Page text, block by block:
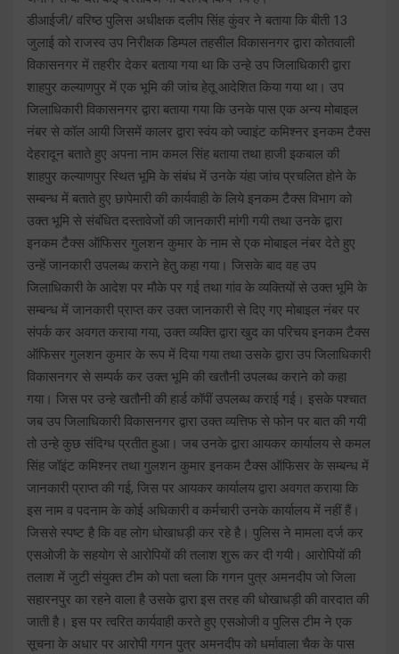
डीआईजी/ वरिष्ठ पुलिस अधीक्षक दलीप सिंह कुंवर ने बताया कि बीती 13
जुलाई को राजस्व उप निरीक्षक डिम्पल तहसील विकासनगर द्वारा कोतवाली
विकासनगर में तहरीर देकर बताया गया था कि उन्हे उप जिलाधिकारी द्वारा
शाहपुर कल्याणपुर में एक भूमि की जांच हेतू आदेशित किया गया था। उप
जिलाधिकारी विकासनगर द्वारा बताया गया कि उनके पास एक अन्य मोबाइल
नंबर से कॉल आयी जिसमें कालर द्वारा स्वंय को ज्वाइंट कमिश्नर इनकम टैक्स
देहरादून बताते हुए अपना नाम कमल सिंह बताया तथा हाजी इकबाल की
शाहपुर कल्याणपुर स्थित भूमि के संबंध में उनके यंहा जांच प्रचलित होने के
सम्बन्ध में बताते हुए छापेमारी की कार्यवाही के लिये इनकम टैक्स विभाग को
उक्त भूमि से संबंधित दस्तावेजों की जानकारी मांगी गयी तथा उनके द्वारा
इनकम टैक्स ऑफिसर गुलशन कुमार के नाम से एक मोबाइल नंबर देते हुए
उन्हें जानकारी उपलब्ध कराने हेतु कहा गया। जिसके बाद वह उप
जिलाधिकारी के आदेश पर मौके पर गई तथा गांव के व्यक्तियों से उक्त भूमि के
सम्बन्ध में जानकारी प्राप्त कर उक्त जानकारी से दिए गए मोबाइल नंबर पर
संपर्क कर अवगत कराया गया, उक्त व्यक्ति द्वारा खुद का परिचय इनकम टैक्स
ऑफिसर गुलशन कुमार के रूप में दिया गया तथा उसके द्वारा उप जिलाधिकारी
विकासनगर से सम्पर्क कर उक्त भूमि की खतौनी उपलब्ध कराने को कहा
गया। जिस पर उन्हे खतौनी की हार्ड कॉपीं उपलब्ध कराई गई। इसके पश्चात
जब उप जिलाधिकारी विकासनगर द्वारा उक्त व्यत्तिफ से फोन पर बात की गयी
तो उन्हे कुछ संदिग्ध प्रतीत हुआ। जब उनके द्वारा आयकर कार्यालय से कमल
सिंह जॉइंट कमिश्नर तथा गुलशन कुमार इनकम टैक्स ऑफिसर के सम्बन्ध में
जानकारी प्राप्त की गई, जिस पर आयकर कार्यालय द्वारा अवगत कराया कि
इस नाम व पदनाम के कोई अधिकारी व कर्मचारी उनके कार्यालय में नहीं हैं।
जिससे स्पष्ट है कि वह लोग धोखाधड़ी कर रहे है। पुलिस ने मामला दर्ज कर
एसओजी के सहयोग से आरोपियों की तलाश शुरू कर दी गयी। आरोपियों की
तलाश में जुटी संयुक्त टीम को पता चला कि गगन पुत्र अमनदीप जो जिला
सहारनपुर का रहने वाला है उसके द्वारा इस तरह की धोखाधड़ी की वारदात की
जाती है। इस पर त्वरित कार्यवाही करते हुए एसओजी व पुलिस टीम ने एक
सूचना के अधार पर आरोपी गगन पुत्र अमनदीप को धर्मावाला चैक के पास